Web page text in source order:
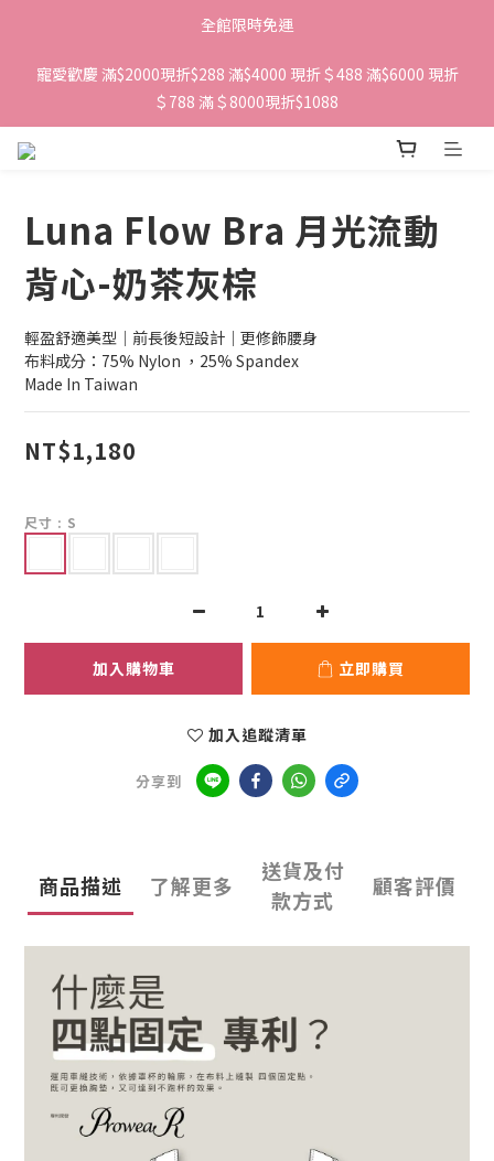
全館限時免運
寵愛歡慶 滿$2000現折$288 滿$4000 現折＄488 滿$6000 現折
＄788 滿＄8000現折$1088
Luna Flow Bra 月光流動
背心-奶茶灰棕
輕盈舒適美型｜前長後短設計｜更修飾腰身
布料成分：75% Nylon ，25% Spandex
Made In Taiwan
NT$1,180
尺寸 : S
加入購物車 立即購買
加入追蹤清單
分享到
商品描述 了解更多
送貨及付
款方式
顧客評價